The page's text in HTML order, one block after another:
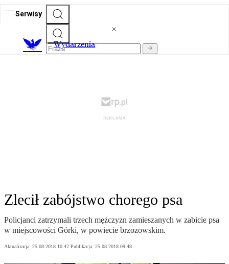
Serwisy
Wydarzenia
Zlecił zabójstwo chorego psa
Policjanci zatrzymali trzech mężczyzn zamieszanych w zabicie psa
w miejscowości Górki, w powiecie brzozowskim.
Aktualizacja: 25.08.2018 10:42 Publikacja: 25.08.2018 09:48